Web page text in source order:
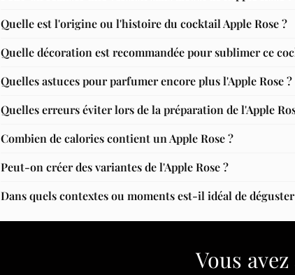
Quelle est l'origine ou l'histoire du cocktail Apple Rose ?
Quelle décoration est recommandée pour sublimer ce
Quelles astuces pour parfumer encore plus l'Apple Rose ?
Quelles erreurs éviter lors de la préparation de l'Apple
Combien de calories contient un Apple Rose ?
Peut-on créer des variantes de l'Apple Rose ?
Dans quels contextes ou moments est-il idéal de
Vous